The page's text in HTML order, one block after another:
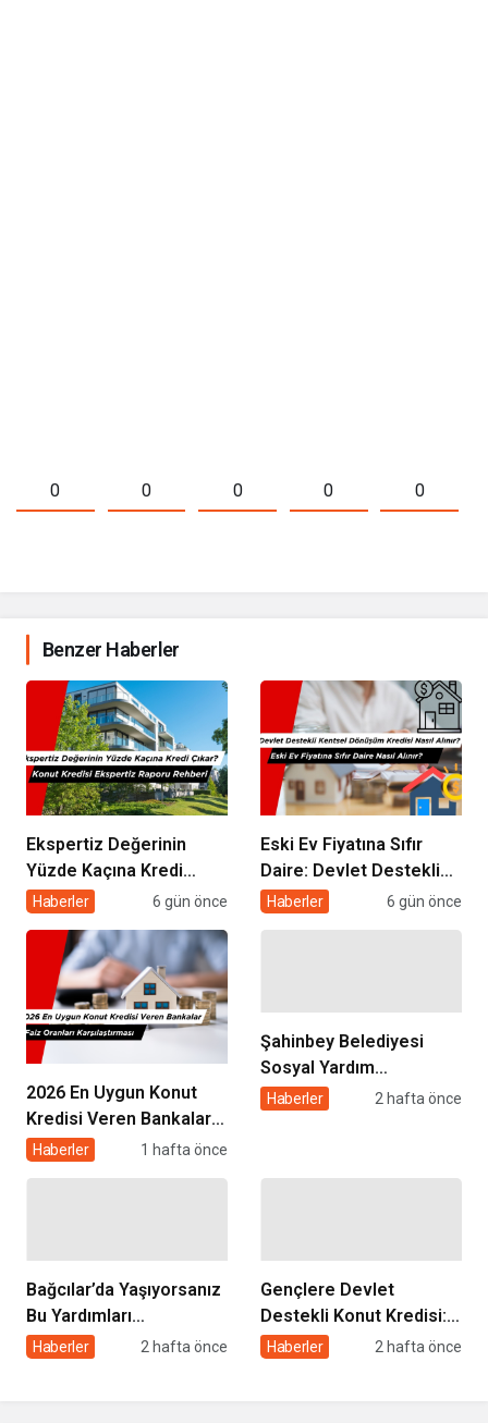
0 0 0 0 0
Benzer Haberler
Ekspertiz Değerinin
Yüzde Kaçına Kredi
Çıkar? Konut Kredisi
Rehberi
Haberler 6 gün önce
Eski Ev Fiyatına Sıfır
Daire: Devlet Destekli
Kentsel Dönüşüm
Haberler 6 gün önce
2026 En Uygun Konut
Kredisi Veren Bankalar
ve Faiz Oranları
Haberler 1 hafta önce
Şahinbey Belediyesi
Sosyal Yardım
Başvurusu 2026: Kimler
Haberler 2 hafta önce
Bağcılar’da Yaşıyorsanız
Bu Yardımları
Alabilirsiniz: Başvuru
Haberler 2 hafta önce
Gençlere Devlet
Destekli Konut Kredisi: 3
Yıl Geri Ödemesiz, 5 Yıl
Haberler 2 hafta önce